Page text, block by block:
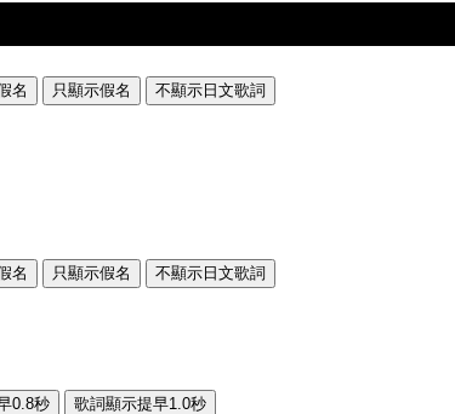
名 只顯示假名
不顯示日文歌詞
名 只顯示假名
不顯示日文歌詞
0.8秒 歌詞顯示提早1.0秒